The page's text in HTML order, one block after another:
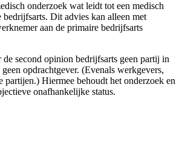
onderzoek wat leidt tot een medisch
bedrijfsarts. Dit advies kan alleen met
aan de primaire bedrijfsarts
second opinion bedrijfsarts geen partij in
opdrachtgever. (Evenals werkgevers,
partijen.) Hiermee behoudt het onderzoek en
onafhankelijke status.